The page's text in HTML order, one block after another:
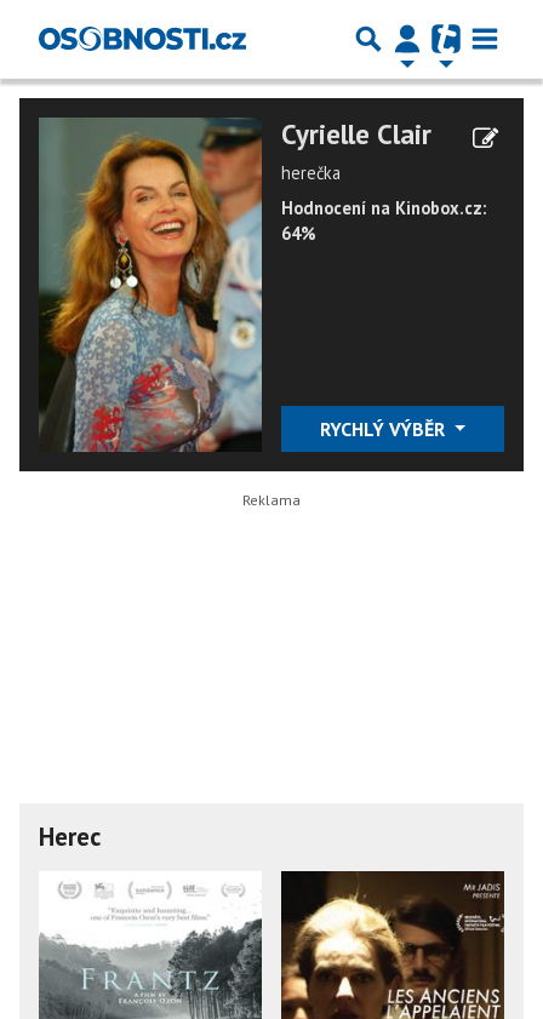
Cyrielle Clair
herečka
Hodnocení na Kinobox.cz:
64%
RYCHLÝ VÝBĚR
Herec